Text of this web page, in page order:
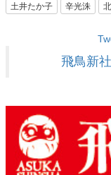
土井たか子 辛光洙
飛鳥新